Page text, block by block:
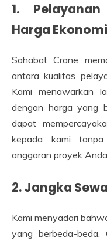
1.
Harga
Sahabat Crane
antara kualitas
Kami menawarkan
dengan harga yang
dapat
kepada kami
anggaran proyek Anda.
2. Jangka
Kami menyadari
yang berbeda-